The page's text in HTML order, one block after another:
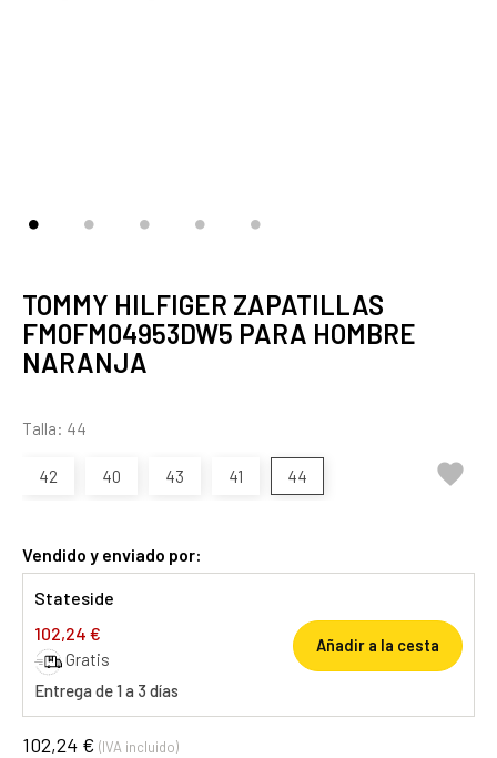
TOMMY HILFIGER ZAPATILLAS
FM0FM04953DW5 PARA HOMBRE
NARANJA
Talla: 44
42 40 43 41 44 
Vendido y enviado por:
Stateside
102,24 €
Gratis
Entrega de 1 a 3 días
Añadir a la cesta
102,24 € (IVA incluido)